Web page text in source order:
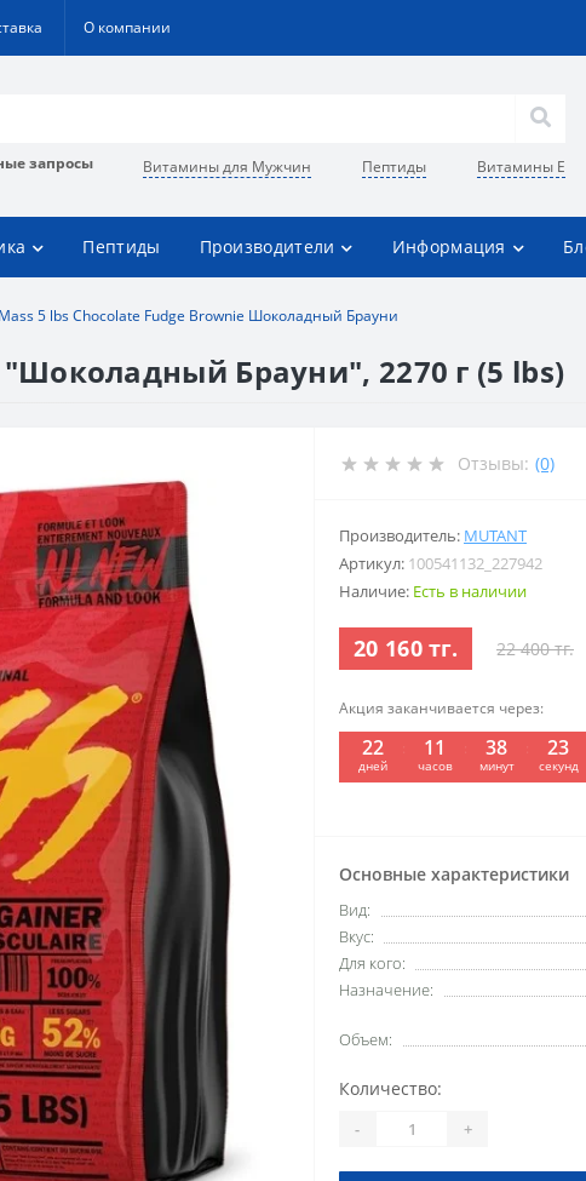
О компании
запросы Витамины для Мужчин Пептиды Витамины Е
Пептиды Производители Информация
5 lbs Chocolate Fudge Brownie Шоколадный Брауни
Брауни", 2270 г (5 lbs)
Отзывы: (0)
Производитель: MUTANT
Артикул: 100541132_227942
Наличие: Есть в наличии
20 160 тг. 22 400 тг.
Акция заканчивается через:
22
дней
11
часов
38
минут
22
секунд
Основные характеристики
Вид:
Вкус:
Для кого:
Назначение:
Объем:
Количество:
- +